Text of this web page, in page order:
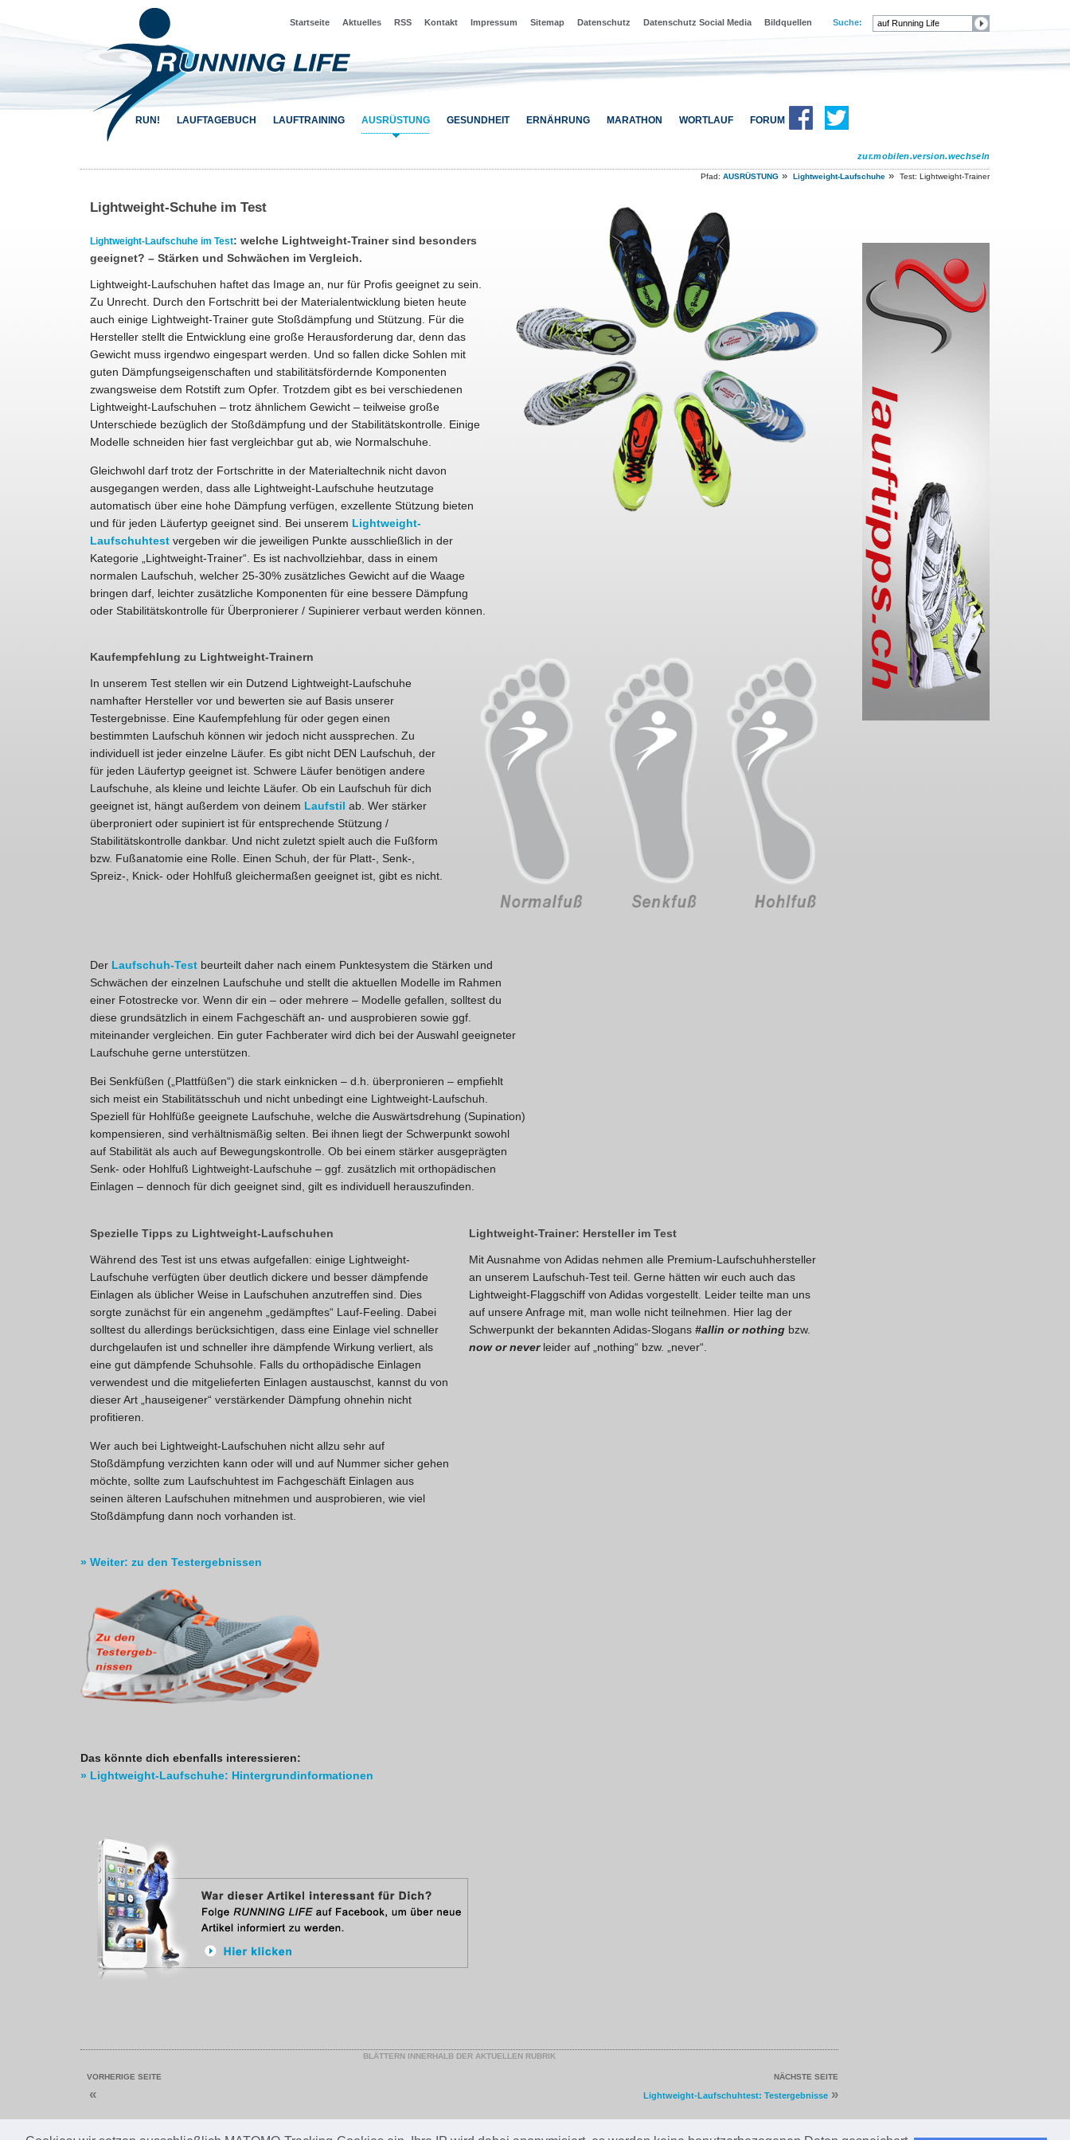
Startseite Aktuelles RSS Kontakt Impressum Sitemap Datenschutz Datenschutz Social Media Bildquellen Suche:
RUN! LAUFTAGEBUCH LAUFTRAINING AUSRÜSTUNG GESUNDHEIT ERNÄHRUNG MARATHON WORTLAUF FORUM
zur.mobilen.version.wechseln
Pfad:AUSRÜSTUNG » Lightweight-Laufschuhe » Test: Lightweight-Trainer
Lightweight-Schuhe im Test
Lightweight-Laufschuhe im Test: welche Lightweight-Trainer sind besonders
geeignet? – Stärken und Schwächen im Vergleich.
Lightweight-Laufschuhen haftet das Image an, nur für Profis geeignet zu sein.
Zu Unrecht. Durch den Fortschritt bei der Materialentwicklung bieten heute
auch einige Lightweight-Trainer gute Stoßdämpfung und Stützung. Für die
Hersteller stellt die Entwicklung eine große Herausforderung dar, denn das
Gewicht muss irgendwo eingespart werden. Und so fallen dicke Sohlen mit
guten Dämpfungseigenschaften und stabilitätsfördernde Komponenten
zwangsweise dem Rotstift zum Opfer. Trotzdem gibt es bei verschiedenen
Lightweight-Laufschuhen – trotz ähnlichem Gewicht – teilweise große
Unterschiede bezüglich der Stoßdämpfung und der Stabilitätskontrolle. Einige
Modelle schneiden hier fast vergleichbar gut ab, wie Normalschuhe.
Gleichwohl darf trotz der Fortschritte in der Materialtechnik nicht davon
ausgegangen werden, dass alle Lightweight-Laufschuhe heutzutage
automatisch über eine hohe Dämpfung verfügen, exzellente Stützung bieten
und für jeden Läufertyp geeignet sind. Bei unserem Lightweight-
Laufschuhtestvergeben wir die jeweiligen Punkte ausschließlich in der
Kategorie „Lightweight-Trainer“. Es ist nachvollziehbar, dass in einem
normalen Laufschuh, welcher 25-30% zusätzliches Gewicht auf die Waage
bringen darf, leichter zusätzliche Komponenten für eine bessere Dämpfung
oder Stabilitätskontrolle für Überpronierer / Supinierer verbaut werden können.
Kaufempfehlung zu Lightweight-Trainern
In unserem Test stellen wir ein Dutzend Lightweight-Laufschuhe
namhafter Hersteller vor und bewerten sie auf Basis unserer
Testergebnisse. Eine Kaufempfehlung für oder gegen einen
bestimmten Laufschuh können wir jedoch nicht aussprechen. Zu
individuell ist jeder einzelne Läufer. Es gibt nicht DEN Laufschuh, der
für jeden Läufertyp geeignet ist. Schwere Läufer benötigen andere
Laufschuhe, als kleine und leichte Läufer. Ob ein Laufschuh für dich
geeignet ist, hängt außerdem von deinem Laufstil ab. Wer stärker
überproniert oder supiniert ist für entsprechende Stützung /
Stabilitätskontrolle dankbar. Und nicht zuletzt spielt auch die Fußform
bzw. Fußanatomie eine Rolle. Einen Schuh, der für Platt-, Senk-,
Spreiz-, Knick- oder Hohlfuß gleichermaßen geeignet ist, gibt es nicht.
Der Laufschuh-Testbeurteilt daher nach einem Punktesystem die Stärken und
Schwächen der einzelnen Laufschuhe und stellt die aktuellen Modelle im Rahmen
einer Fotostrecke vor. Wenn dir ein – oder mehrere – Modelle gefallen, solltest du
diese grundsätzlich in einem Fachgeschäft an- und ausprobieren sowie ggf.
miteinander vergleichen. Ein guter Fachberater wird dich bei der Auswahl geeigneter
Laufschuhe gerne unterstützen.
Bei Senkfüßen („Plattfüßen“) die stark einknicken – d.h. überpronieren – empfiehlt
sich meist ein Stabilitätsschuh und nicht unbedingt eine Lightweight-Laufschuh.
Speziell für Hohlfüße geeignete Laufschuhe, welche die Auswärtsdrehung (Supination)
kompensieren, sind verhältnismäßig selten. Bei ihnen liegt der Schwerpunkt sowohl
auf Stabilität als auch auf Bewegungskontrolle. Ob bei einem stärker ausgeprägten
Senk- oder Hohlfuß Lightweight-Laufschuhe – ggf. zusätzlich mit orthopädischen
Einlagen – dennoch für dich geeignet sind, gilt es individuell herauszufinden.
Spezielle Tipps zu Lightweight-Laufschuhen
Während des Test ist uns etwas aufgefallen: einige Lightweight-
Laufschuhe verfügten über deutlich dickere und besser dämpfende
Einlagen als üblicher Weise in Laufschuhen anzutreffen sind. Dies
sorgte zunächst für ein angenehm „gedämpftes“ Lauf-Feeling. Dabei
solltest du allerdings berücksichtigen, dass eine Einlage viel schneller
durchgelaufen ist und schneller ihre dämpfende Wirkung verliert, als
eine gut dämpfende Schuhsohle. Falls du orthopädische Einlagen
verwendest und die mitgelieferten Einlagen austauschst, kannst du von
dieser Art „hauseigener“ verstärkender Dämpfung ohnehin nicht
profitieren.
Wer auch bei Lightweight-Laufschuhen nicht allzu sehr auf
Stoßdämpfung verzichten kann oder will und auf Nummer sicher gehen
möchte, sollte zum Laufschuhtest im Fachgeschäft Einlagen aus
seinen älteren Laufschuhen mitnehmen und ausprobieren, wie viel
Stoßdämpfung dann noch vorhanden ist.
Lightweight-Trainer: Hersteller im Test
Mit Ausnahme von Adidas nehmen alle Premium-Laufschuhhersteller
an unserem Laufschuh-Test teil. Gerne hätten wir euch auch das
Lightweight-Flaggschiff von Adidas vorgestellt. Leider teilte man uns
auf unsere Anfrage mit, man wolle nicht teilnehmen. Hier lag der
Schwerpunkt der bekannten Adidas-Slogans #allin or nothingbzw.
now or neverleider auf „nothing“ bzw. „never“.
» Weiter: zu den Testergebnissen
Das könnte dich ebenfalls interessieren:
» Lightweight-Laufschuhe: Hintergrundinformationen
BLÄTTERN INNERHALB DER AKTUELLEN RUBRIK
VORHERIGE SEITE NÄCHSTE SEITE
« Lightweight-Laufschuhtest: Testergebnisse »